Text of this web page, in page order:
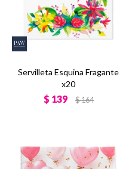
Servilleta Esquina Fragante
x20
$ 139 $164